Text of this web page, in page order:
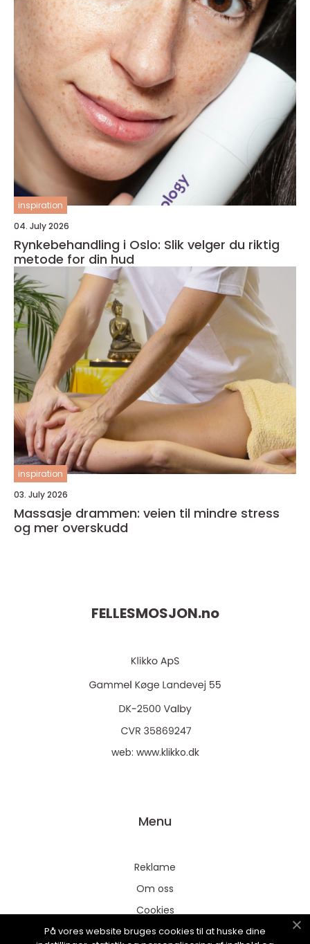
inspiration
04. July 2026
Rynkebehandling i Oslo: Slik velger du riktig
metode for din hud
inspiration
03. July 2026
Massasje drammen: veien til mindre stress
og mer overskudd
FELLESMOSJON.no
web: www.klikko.dk
Menu
Reklame
Om oss
Cookies
Kontakt Oss
På vores website bruges cookies til at huske dine